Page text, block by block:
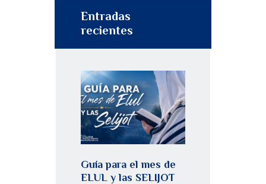
Entradas
recientes
Guía para el mes de
ELUL y las SELIJOT